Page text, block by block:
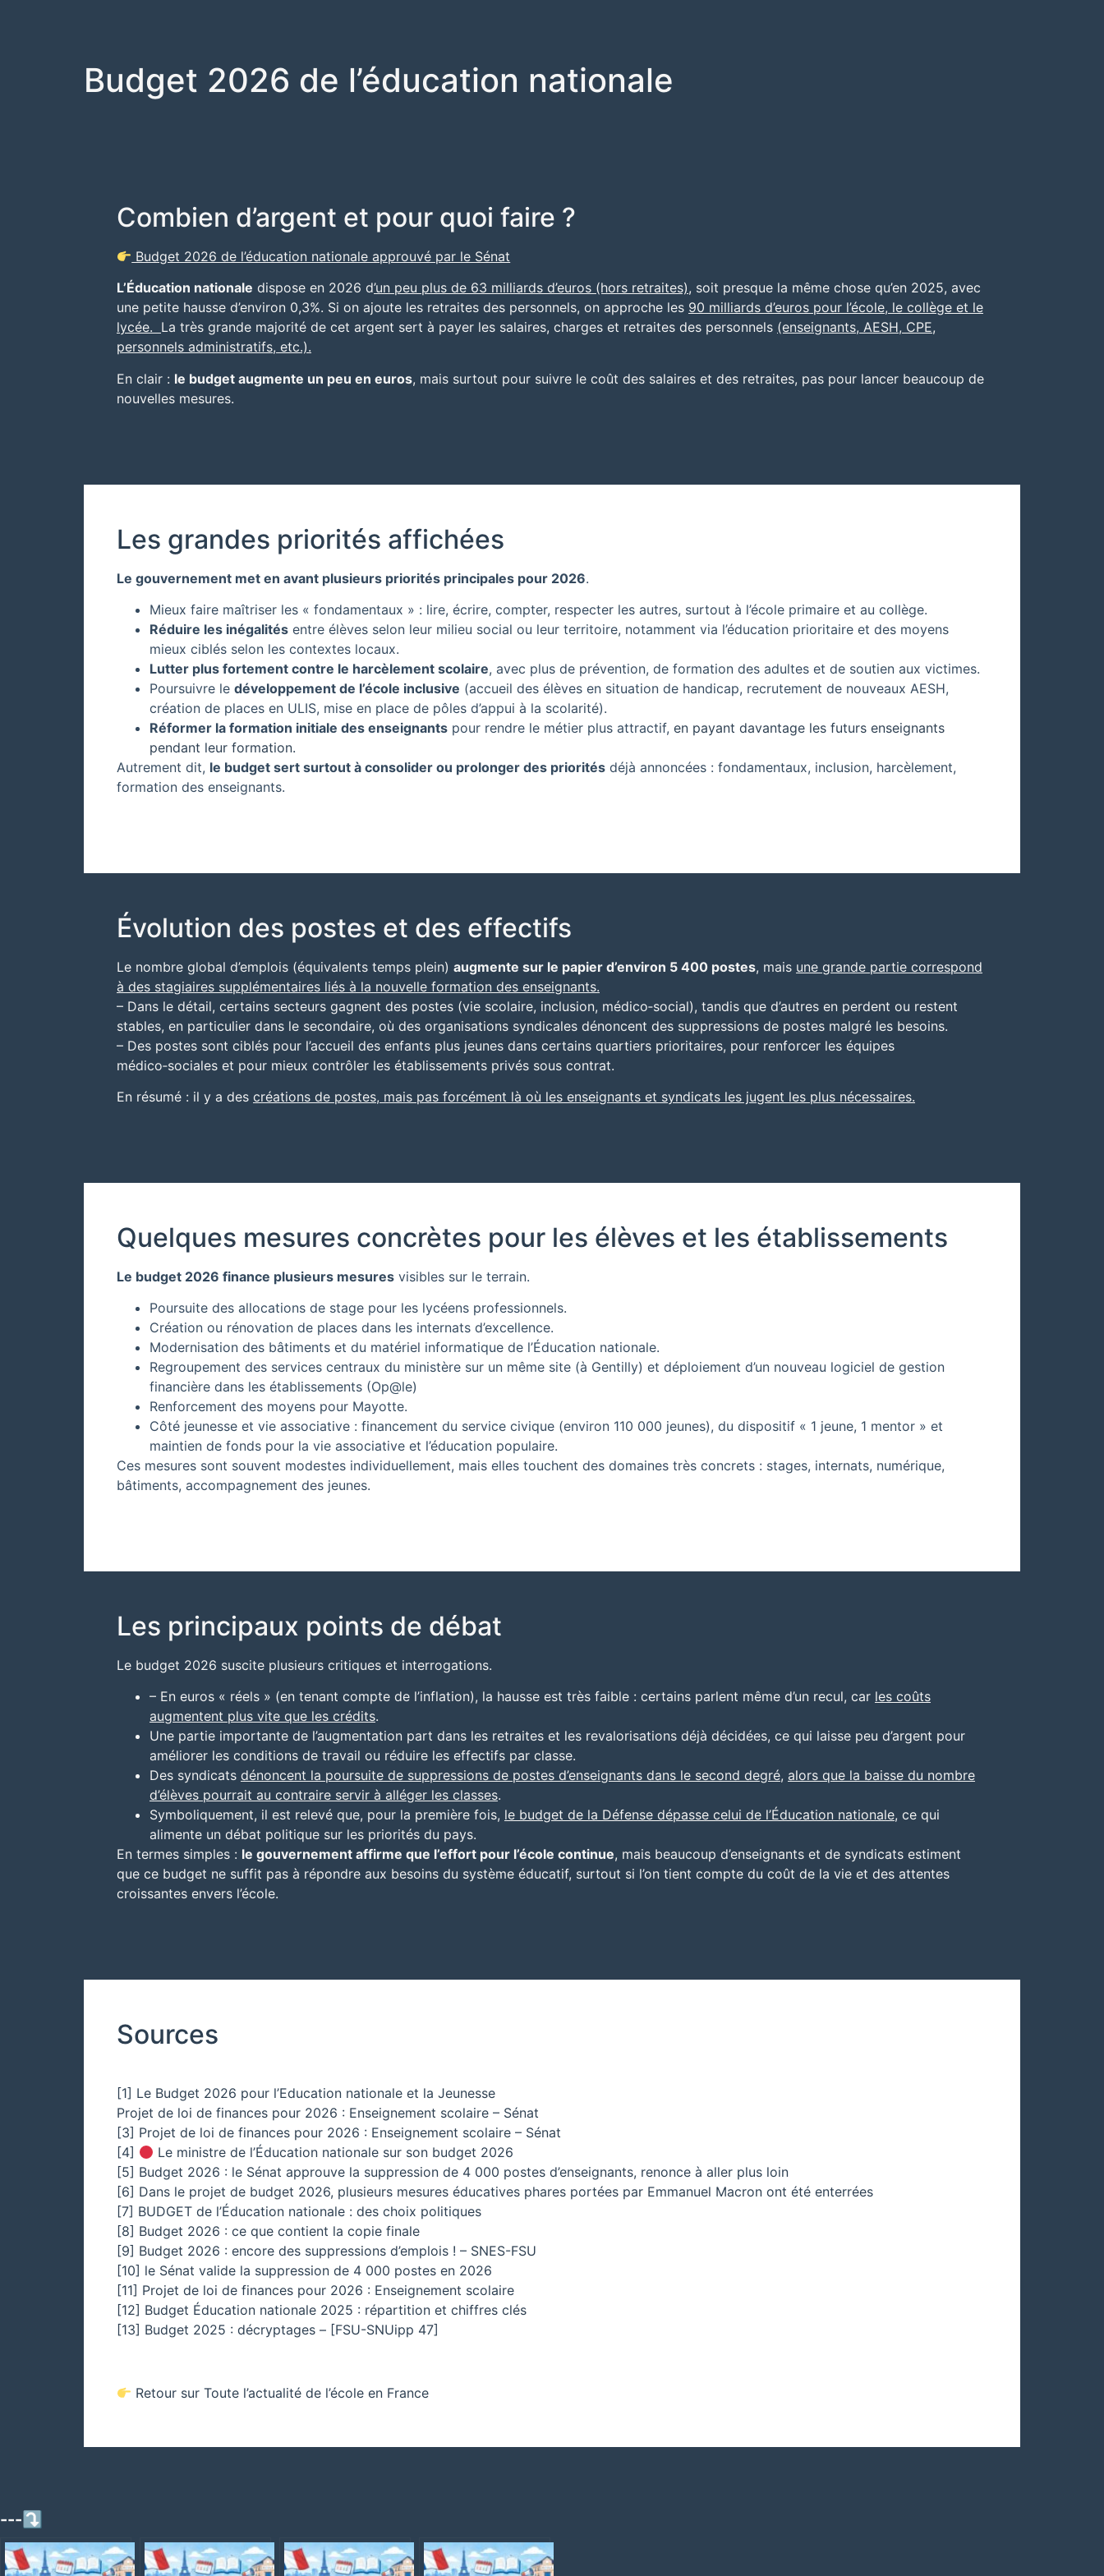
Budget 2026 de l’éducation nationale
Combien d’argent et pour quoi faire ?
Budget 2026 de l’éducation nationale approuvé par le Sénat
L’Éducation nationale dispose en 2026 d’un peu plus de 63 milliards d’euros (hors retraites), soit presque la même chose qu’en 2025, avec
une petite hausse d’environ 0,3%. Si on ajoute les retraites des personnels, on approche les 90 milliards d’euros pour l’école, le collège et le
lycée. La très grande majorité de cet argent sert à payer les salaires, charges et retraites des personnels (enseignants, AESH, CPE,
personnels administratifs, etc.).
En clair : le budget augmente un peu en euros, mais surtout pour suivre le coût des salaires et des retraites, pas pour lancer beaucoup de
nouvelles mesures.
Les grandes priorités affichées
Le gouvernement met en avant plusieurs priorités principales pour 2026.
Mieux faire maîtriser les « fondamentaux » : lire, écrire, compter, respecter les autres, surtout à l’école primaire et au collège.
Réduire les inégalités entre élèves selon leur milieu social ou leur territoire, notamment via l’éducation prioritaire et des moyens
mieux ciblés selon les contextes locaux.
Lutter plus fortement contre le harcèlement scolaire, avec plus de prévention, de formation des adultes et de soutien aux victimes.
Poursuivre le développement de l’école inclusive (accueil des élèves en situation de handicap, recrutement de nouveaux AESH,
création de places en ULIS, mise en place de pôles d’appui à la scolarité).
Réformer la formation initiale des enseignants pour rendre le métier plus attractif, en payant davantage les futurs enseignants
pendant leur formation.
Autrement dit, le budget sert surtout à consolider ou prolonger des priorités déjà annoncées : fondamentaux, inclusion, harcèlement,
formation des enseignants.
Évolution des postes et des effectifs
Le nombre global d’emplois (équivalents temps plein) augmente sur le papier d’environ 5 400 postes, mais une grande partie correspond
à des stagiaires supplémentaires liés à la nouvelle formation des enseignants.
– Dans le détail, certains secteurs gagnent des postes (vie scolaire, inclusion, médico‑social), tandis que d’autres en perdent ou restent
stables, en particulier dans le secondaire, où des organisations syndicales dénoncent des suppressions de postes malgré les besoins.
– Des postes sont ciblés pour l’accueil des enfants plus jeunes dans certains quartiers prioritaires, pour renforcer les équipes
médico‑sociales et pour mieux contrôler les établissements privés sous contrat.
En résumé : il y a des créations de postes, mais pas forcément là où les enseignants et syndicats les jugent les plus nécessaires.
Quelques mesures concrètes pour les élèves et les établissements
Le budget 2026 finance plusieurs mesures visibles sur le terrain.
Poursuite des allocations de stage pour les lycéens professionnels.
Création ou rénovation de places dans les internats d’excellence.
Modernisation des bâtiments et du matériel informatique de l’Éducation nationale.
Regroupement des services centraux du ministère sur un même site (à Gentilly) et déploiement d’un nouveau logiciel de gestion
financière dans les établissements (Op@le)
Renforcement des moyens pour Mayotte.
Côté jeunesse et vie associative : financement du service civique (environ 110 000 jeunes), du dispositif « 1 jeune, 1 mentor » et
maintien de fonds pour la vie associative et l’éducation populaire.
Ces mesures sont souvent modestes individuellement, mais elles touchent des domaines très concrets : stages, internats, numérique,
bâtiments, accompagnement des jeunes.
Les principaux points de débat
Le budget 2026 suscite plusieurs critiques et interrogations.
– En euros « réels » (en tenant compte de l’inflation), la hausse est très faible : certains parlent même d’un recul, car les coûts
augmentent plus vite que les crédits.
Une partie importante de l’augmentation part dans les retraites et les revalorisations déjà décidées, ce qui laisse peu d’argent pour
améliorer les conditions de travail ou réduire les effectifs par classe.
Des syndicats dénoncent la poursuite de suppressions de postes d’enseignants dans le second degré, alors que la baisse du nombre
d’élèves pourrait au contraire servir à alléger les classes.
Symboliquement, il est relevé que, pour la première fois, le budget de la Défense dépasse celui de l’Éducation nationale, ce qui
alimente un débat politique sur les priorités du pays.
En termes simples : le gouvernement affirme que l’effort pour l’école continue, mais beaucoup d’enseignants et de syndicats estiment
que ce budget ne suffit pas à répondre aux besoins du système éducatif, surtout si l’on tient compte du coût de la vie et des attentes
croissantes envers l’école.
Sources
[1] Le Budget 2026 pour l’Education nationale et la Jeunesse
Projet de loi de finances pour 2026 : Enseignement scolaire – Sénat
[3] Projet de loi de finances pour 2026 : Enseignement scolaire – Sénat
[4]
Le ministre de l’Éducation nationale sur son budget 2026
[5] Budget 2026 : le Sénat approuve la suppression de 4 000 postes d’enseignants, renonce à aller plus loin
[6] Dans le projet de budget 2026, plusieurs mesures éducatives phares portées par Emmanuel Macron ont été enterrées
[7] BUDGET de l’Éducation nationale : des choix politiques
[8] Budget 2026 : ce que contient la copie finale
[9] Budget 2026 : encore des suppressions d’emplois ! – SNES-FSU
[10] le Sénat valide la suppression de 4 000 postes en 2026
[11] Projet de loi de finances pour 2026 : Enseignement scolaire
[12] Budget Éducation nationale 2025 : répartition et chiffres clés
[13] Budget 2025 : décryptages – [FSU-SNUipp 47]
Retour sur Toute l’actualité de l’école en France
---⤵